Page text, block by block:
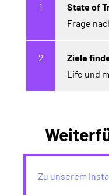
State of
Frage
Ziele
Life und
Zu unserem